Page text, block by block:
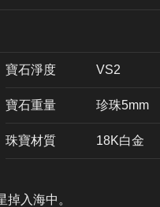
寶石淨度 VS2
寶石重量 珍珠5mm
珠寶材質 18K白金
入海中。